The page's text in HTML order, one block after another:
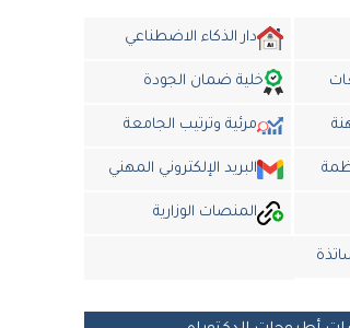
دار الذكاء الاضطناعي
خلية ضمان الجودة
مرئية وترتيب الجامعة
البريد الإلكتروني المهني
المنصات الوزارية